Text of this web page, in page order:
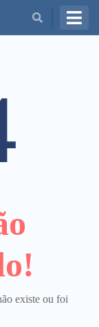
existe ou foi